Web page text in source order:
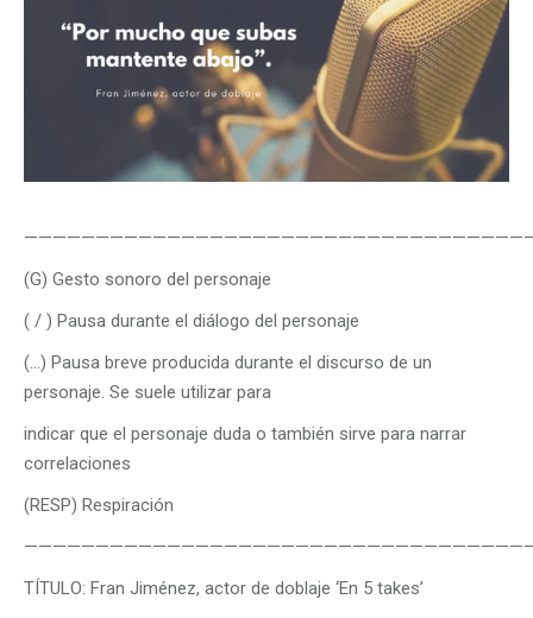
(G) Gesto sonoro del personaje
( / ) Pausa durante el diálogo del personaje
(…) Pausa breve producida durante el discurso de un
personaje. Se suele utilizar para
indicar que el personaje duda o también sirve para narrar
correlaciones
(RESP) Respiración
TÍTULO: Fran Jiménez, actor de doblaje ‘En 5 takes’